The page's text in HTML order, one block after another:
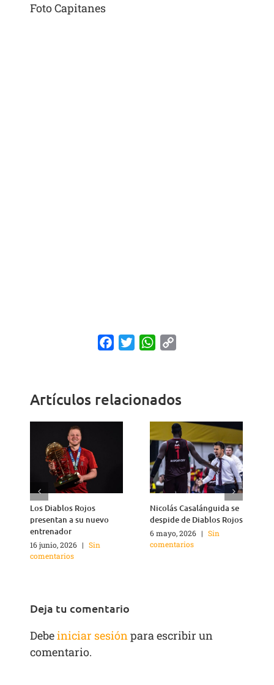
Foto Capitanes
FacebookTwitterWhatsApp
Artículos relacionados
Los Diablos Rojos
presentan a su nuevo
entrenador
16 junio, 2026 | Sin
comentarios
Nicolás Casalánguida se
despide de Diablos Rojos
6 mayo, 2026 | Sin
comentarios
Deja tu comentario
Debeiniciar sesiónpara escribir un
comentario.